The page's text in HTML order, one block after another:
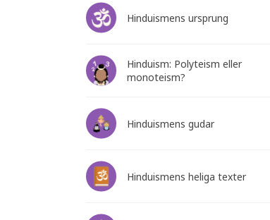
Hinduismens ursprung
Hinduism: Polyteism eller
monoteism?
Hinduismens gudar
Hinduismens heliga texter